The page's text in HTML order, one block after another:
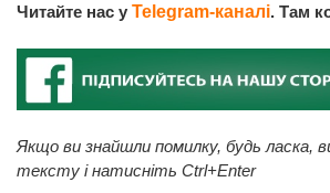
Читайте нас у Telegram-каналі. Там
Якщо ви знайшли помилку, будь ласка,
тексту і натисніть Ctrl+Enter